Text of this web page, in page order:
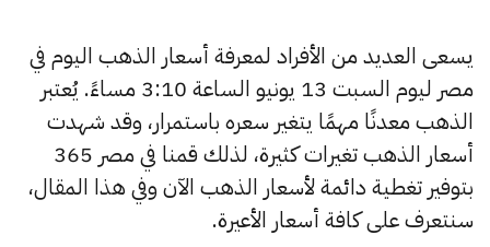
يسعى العديد من الأفراد لمعرفة أسعار الذهب اليوم في
مصر ليوم السبت 13 يونيو الساعة 3:10 مساءً. يُعتبر
الذهب معدنًا مهمًا يتغير سعره باستمرار، وقد شهدت
أسعار الذهب تغيرات كثيرة، لذلك قمنا في مصر 365
بتوفير تغطية دائمة لأسعار الذهب الآن وفي هذا المقال،
سنتعرف على كافة أسعار الأعيرة.